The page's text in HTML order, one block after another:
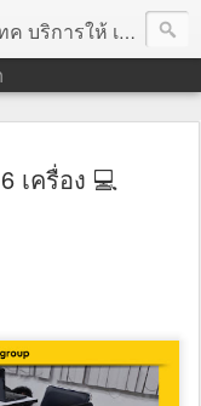
ชสกรีน ตู้คีออส วีดีโอวอล และอุปกรณ์อื่น ๆ บริการให้เช่าเป็น รายวัน
เครื่อง 💻